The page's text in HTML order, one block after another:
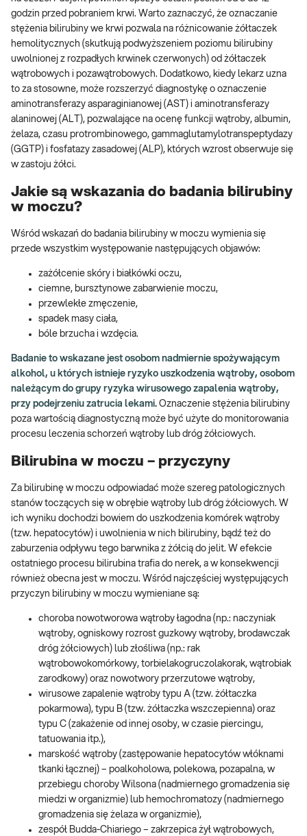
godzin przed pobraniem krwi. Warto zaznaczyć, że oznaczanie
stężenia bilirubiny we krwi pozwala na różnicowanie żółtaczek
hemolitycznych (skutkują podwyższeniem poziomu bilirubiny
uwolnionej z rozpadłych krwinek czerwonych) od żółtaczek
wątrobowych i pozawątrobowych. Dodatkowo, kiedy lekarz uzna
to za stosowne, może rozszerzyć diagnostykę o oznaczenie
aminotransferazy asparaginianowej (AST) i aminotransferazy
alaninowej (ALT), pozwalające na ocenę funkcji wątroby, albumin,
żelaza, czasu protrombinowego, gammaglutamylotranspeptydazy
(GGTP) i fosfatazy zasadowej (ALP), których wzrost obserwuje się
w zastoju żółci.
Jakie są wskazania do badania bilirubiny
w moczu?
Wśród wskazań do badania bilirubiny w moczu wymienia się
przede wszystkim występowanie następujących objawów:
zażółcenie skóry i białkówki oczu,
ciemne, bursztynowe zabarwienie moczu,
przewlekłe zmęczenie,
spadek masy ciała,
bóle brzucha i wzdęcia.
Badanie to wskazane jest osobom nadmiernie spożywającym
alkohol, u których istnieje ryzyko uszkodzenia wątroby, osobom
należącym do grupy ryzyka wirusowego zapalenia wątroby,
przy podejrzeniu zatrucia lekami. Oznaczenie stężenia bilirubiny
poza wartością diagnostyczną może być użyte do monitorowania
procesu leczenia schorzeń wątroby lub dróg żółciowych.
Bilirubina w moczu – przyczyny
Za bilirubinę w moczu odpowiadać może szereg patologicznych
stanów toczących się w obrębie wątroby lub dróg żółciowych. W
ich wyniku dochodzi bowiem do uszkodzenia komórek wątroby
(tzw. hepatocytów) i uwolnienia w nich bilirubiny, bądź też do
zaburzenia odpływu tego barwnika z żółcią do jelit. W efekcie
ostatniego procesu bilirubina trafia do nerek, a w konsekwencji
również obecna jest w moczu. Wśród najczęściej występujących
przyczyn bilirubiny w moczu wymieniane są:
choroba nowotworowa wątroby łagodna (np.: naczyniak
wątroby, ogniskowy rozrost guzkowy wątroby, brodawczak
dróg żółciowych) lub złośliwa (np.: rak
wątrobowokomórkowy, torbielakogruczolakorak, wątrobiak
zarodkowy) oraz nowotwory przerzutowe wątroby,
wirusowe zapalenie wątroby typu A (tzw. żółtaczka
pokarmowa), typu B (tzw. żółtaczka wszczepienna) oraz
typu C (zakażenie od innej osoby, w czasie piercingu,
tatuowania itp.),
marskość wątroby (zastępowanie hepatocytów włóknami
tkanki łącznej) – poalkoholowa, polekowa, pozapalna, w
przebiegu choroby Wilsona (nadmiernego gromadzenia się
miedzi w organizmie) lub hemochromatozy (nadmiernego
gromadzenia się żelaza w organizmie),
zespół Budda-Chiariego – zakrzepica żył wątrobowych,